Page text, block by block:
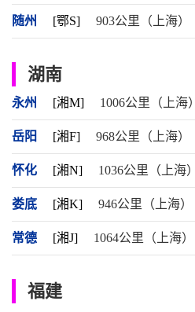
随州 [鄂S] 903公里（上海）
湖南
永州 [湘M] 1006公里（上海）
岳阳 [湘F] 968公里（上海）
怀化 [湘N] 1036公里（上海）
娄底 [湘K] 946公里（上海）
常德 [湘J] 1064公里（上海）
福建